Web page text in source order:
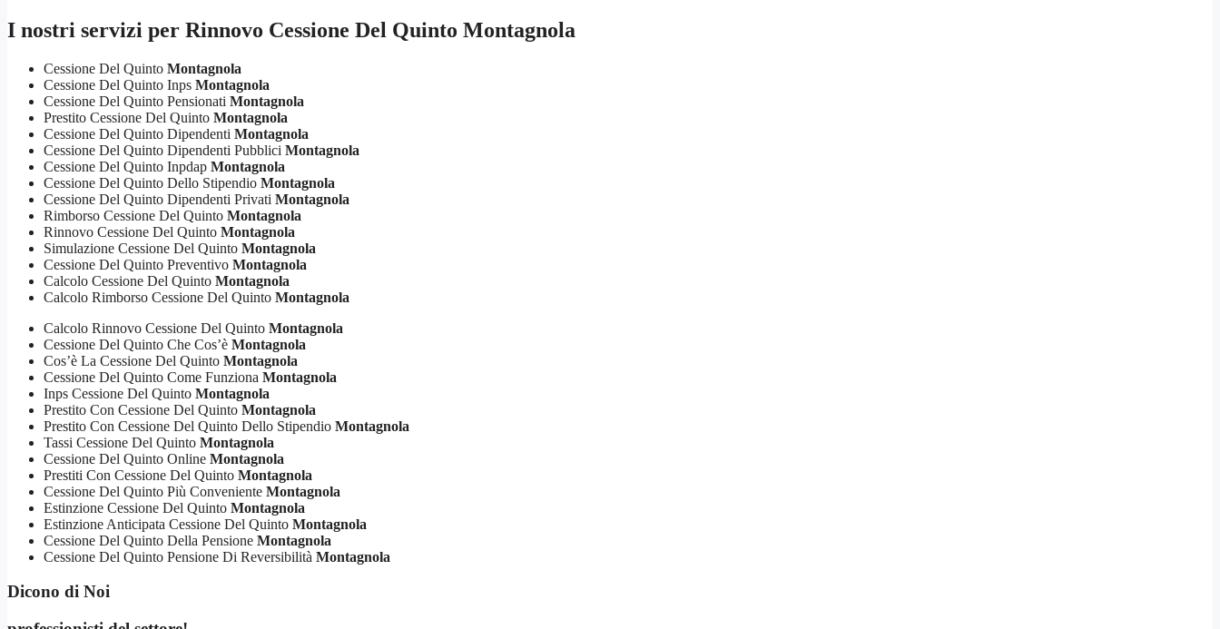
I nostri servizi per Rinnovo Cessione Del Quinto Montagnola
Cessione Del Quinto Montagnola
Cessione Del Quinto Inps Montagnola
Cessione Del Quinto Pensionati Montagnola
Prestito Cessione Del Quinto Montagnola
Cessione Del Quinto Dipendenti Montagnola
Cessione Del Quinto Dipendenti Pubblici Montagnola
Cessione Del Quinto Inpdap Montagnola
Cessione Del Quinto Dello Stipendio Montagnola
Cessione Del Quinto Dipendenti Privati Montagnola
Rimborso Cessione Del Quinto Montagnola
Rinnovo Cessione Del Quinto Montagnola
Simulazione Cessione Del Quinto Montagnola
Cessione Del Quinto Preventivo Montagnola
Calcolo Cessione Del Quinto Montagnola
Calcolo Rimborso Cessione Del Quinto Montagnola
Calcolo Rinnovo Cessione Del Quinto Montagnola
Cessione Del Quinto Che Cos’è Montagnola
Cos’è La Cessione Del Quinto Montagnola
Cessione Del Quinto Come Funziona Montagnola
Inps Cessione Del Quinto Montagnola
Prestito Con Cessione Del Quinto Montagnola
Prestito Con Cessione Del Quinto Dello Stipendio Montagnola
Tassi Cessione Del Quinto Montagnola
Cessione Del Quinto Online Montagnola
Prestiti Con Cessione Del Quinto Montagnola
Cessione Del Quinto Più Conveniente Montagnola
Estinzione Cessione Del Quinto Montagnola
Estinzione Anticipata Cessione Del Quinto Montagnola
Cessione Del Quinto Della Pensione Montagnola
Cessione Del Quinto Pensione Di Reversibilità Montagnola
Dicono di Noi